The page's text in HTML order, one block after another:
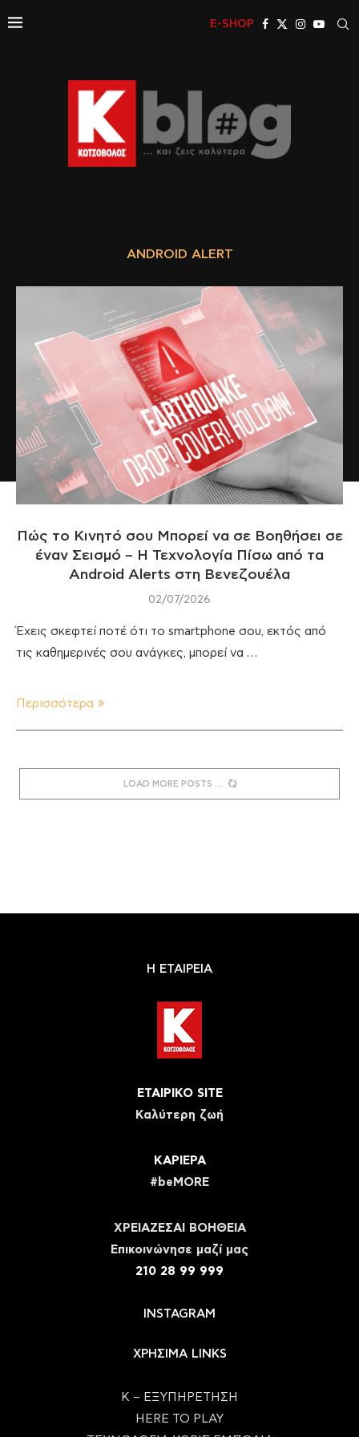
E-SHOP
ANDROID ALERT
Πώς το Κινητό σου Μπορεί να σε Βοηθήσει σε
έναν Σεισμό – Η Τεχνολογία Πίσω από τα
Android Alerts στη Βενεζουέλα
02/07/2026
Έχεις σκεφτεί ποτέ ότι το smartphone σου, εκτός από
τις καθημερινές σου ανάγκες, μπορεί να …
Περισσότερα
LOAD MORE POSTS
Η ΕΤΑΙΡΕΙΑ
ΕΤΑΙΡΙΚΟ SITE
Καλύτερη ζωή
ΚΑΡΙΕΡΑ
#beMORE
ΧΡΕΙΑΖΕΣΑΙ ΒΟΗΘΕΙΑ
Eπικοινώνησε μαζί μας
210 28 99 999
INSTAGRAM
ΧΡΗΣΙΜΑ LINKS
Κ – ΕΞΥΠΗΡΕΤΗΣΗ
HERE TO PLAY